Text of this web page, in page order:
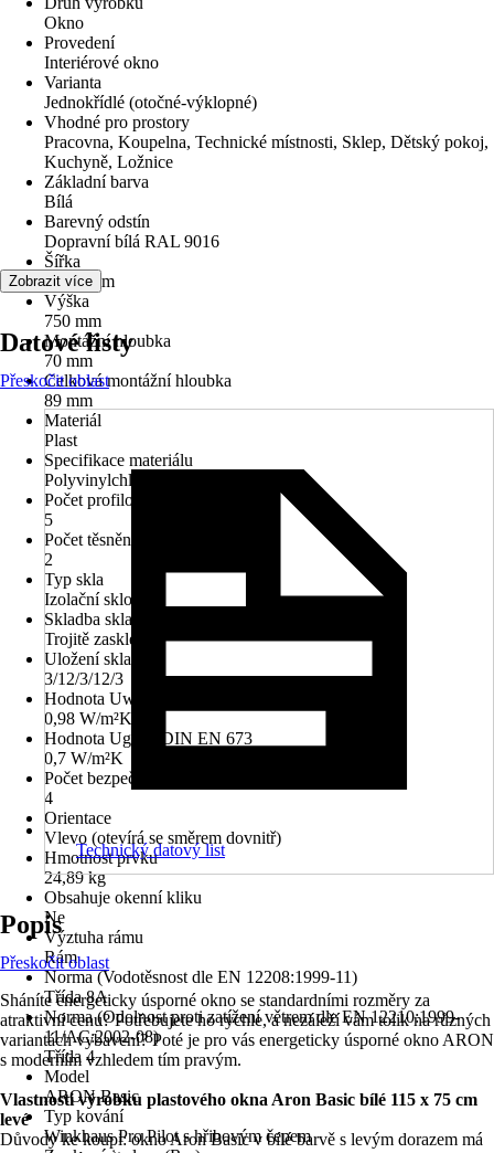
Okno
Provedení
Interiérové okno
Varianta
Jednokřídlé (otočné-výklopné)
Vhodné pro prostory
Pracovna, Koupelna, Technické místnosti, Sklep, Dětský pokoj,
Kuchyně, Ložnice
Základní barva
Bílá
Barevný odstín
Dopravní bílá RAL 9016
Šířka
1 150 mm
Výška
750 mm
Montážní hloubka
70 mm
Celková montážní hloubka
89 mm
Materiál
Plast
Specifikace materiálu
Polyvinylchlorid (PVC)
Počet profilových komor
5
Počet těsnění
2
Typ skla
Izolační sklo
Skladba skla
Trojitě zasklené
Uložení skla
3/12/3/12/3
Hodnota Uw dle DIN EN 10077
0,98 W/m²K
Hodnota Ug dle DIN EN 673
0,7 W/m²K
Počet bezpečnostních kotevních plechů
4
Orientace
Vlevo (otevírá se směrem dovnitř)
Hmotnost prvku
24,89 kg
Obsahuje okenní kliku
Ne
Výztuha rámu
Rám
Norma (Vodotěsnost dle EN 12208:1999-11)
Třída 8A
Norma (Odolnost proti zatížení větrem dle EN 12210:1999-
11/AC:2002-08)
Třída 4
Model
ARON Basic
Typ kování
Winkhaus Pro Pilot s hřibovým čepem
Zobrazit více
Datové listy
Přeskočit oblast
Technický datový list
Popis
Přeskočit oblast
Sháníte energeticky úsporné okno se standardními rozměry za
atraktivní cenu? Potřebujete ho rychle, a nezáleží vám tolik na různých
variantách vybavení? Poté je pro vás energeticky úsporné okno ARON
s moderním vzhledem tím pravým.
Vlastnosti výrobku plastového okna Aron Basic bílé 115 x 75 cm
levé
Důvody ke koupi: okno Aron Basic v bílé barvě s levým dorazem má